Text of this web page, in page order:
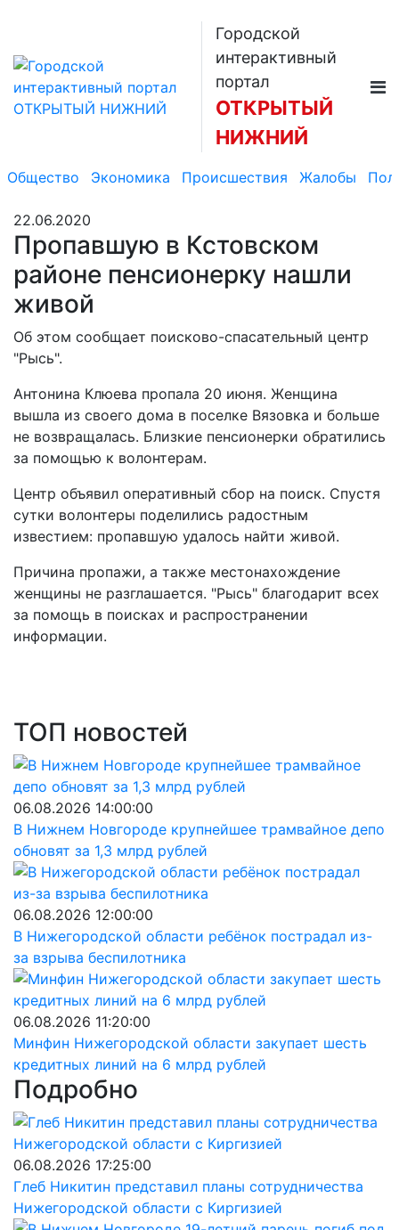
Городской
интерактивный
портал
ОТКРЫТЫЙ
НИЖНИЙ
Общество Экономика Происшествия Жалобы
22.06.2020
Пропавшую в Кстовском
районе пенсионерку нашли
живой
Об этом сообщает поисково-спасательный центр
"Рысь".
Антонина Клюева пропала 20 июня. Женщина
вышла из своего дома в поселке Вязовка и больше
не возвращалась. Близкие пенсионерки обратились
за помощью к волонтерам.
Центр объявил оперативный сбор на поиск. Спустя
сутки волонтеры поделились радостным
известием: пропавшую удалось найти живой.
Причина пропажи, а также местонахождение
женщины не разглашается. "Рысь" благодарит всех
за помощь в поисках и распространении
информации.
ТОП новостей
06.08.2026 14:00:00
В Нижнем Новгороде крупнейшее трамвайное депо
обновят за 1,3 млрд рублей
06.08.2026 12:00:00
В Нижегородской области ребёнок пострадал из-
за взрыва беспилотника
06.08.2026 11:20:00
Минфин Нижегородской области закупает шесть
кредитных линий на 6 млрд рублей
Подробно
06.08.2026 17:25:00
Глеб Никитин представил планы сотрудничества
Нижегородской области с Киргизией